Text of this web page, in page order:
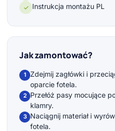
✓ Instrukcja montażu PL
Jak zamontować?
1
Zdejmij zagłówki i
oparcie fotela.
2
Przełóż pasy mocujące
klamry.
3
Naciągnij materiał i
fotela.